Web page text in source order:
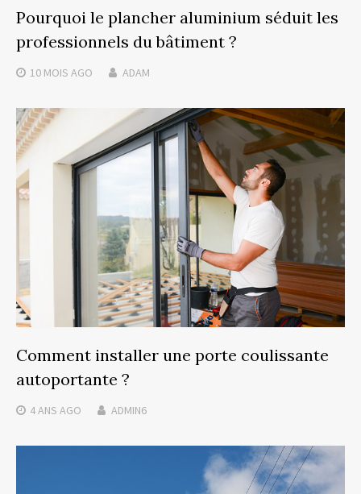
Pourquoi le plancher aluminium séduit les
professionnels du bâtiment ?
10 MOIS AGO ADAM
Comment installer une porte coulissante
autoportante ?
4 ANS AGO ADMIN6